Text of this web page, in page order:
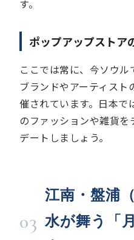
す。
ポップアップストア
ここでは常に、今ソウ
ブランドやアーティス
催されています。日本で
のファッションや雑貨
デートしましょう。
03
江南・盤浦
水が舞う「